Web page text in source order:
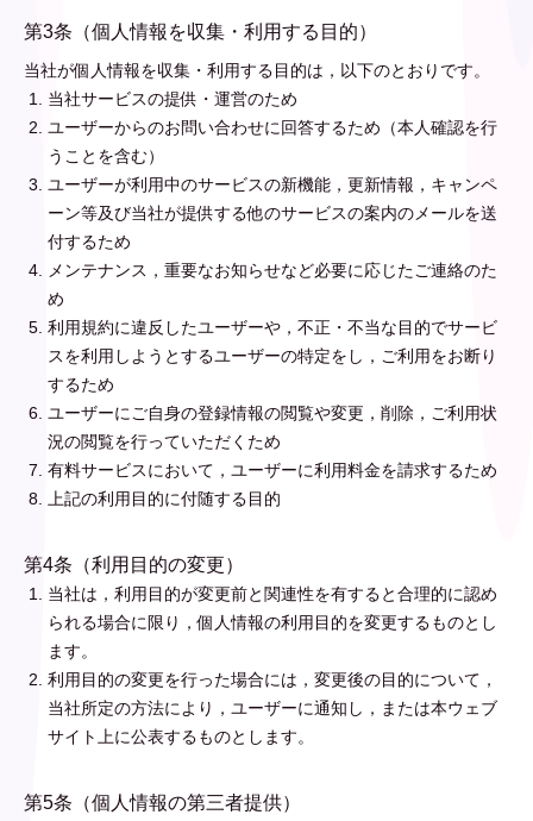
第3条（個人情報を収集・利用する目的）
当社が個人情報を収集・利用する目的は，以下のとおりです。
当社サービスの提供・運営のため
ユーザーからのお問い合わせに回答するため（本人確認を行
うことを含む）
ユーザーが利用中のサービスの新機能，更新情報，キャンペ
ーン等及び当社が提供する他のサービスの案内のメールを送
付するため
メンテナンス，重要なお知らせなど必要に応じたご連絡のた
め
利用規約に違反したユーザーや，不正・不当な目的でサービ
スを利用しようとするユーザーの特定をし，ご利用をお断り
するため
ユーザーにご自身の登録情報の閲覧や変更，削除，ご利用状
況の閲覧を行っていただくため
有料サービスにおいて，ユーザーに利用料金を請求するため
上記の利用目的に付随する目的
第4条（利用目的の変更）
当社は，利用目的が変更前と関連性を有すると合理的に認め
られる場合に限り，個人情報の利用目的を変更するものとし
ます。
利用目的の変更を行った場合には，変更後の目的について，
当社所定の方法により，ユーザーに通知し，または本ウェブ
サイト上に公表するものとします。
第5条（個人情報の第三者提供）